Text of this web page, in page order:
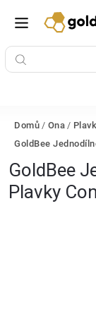
Domů / Ona /
GoldBee
GoldBee
Plavky